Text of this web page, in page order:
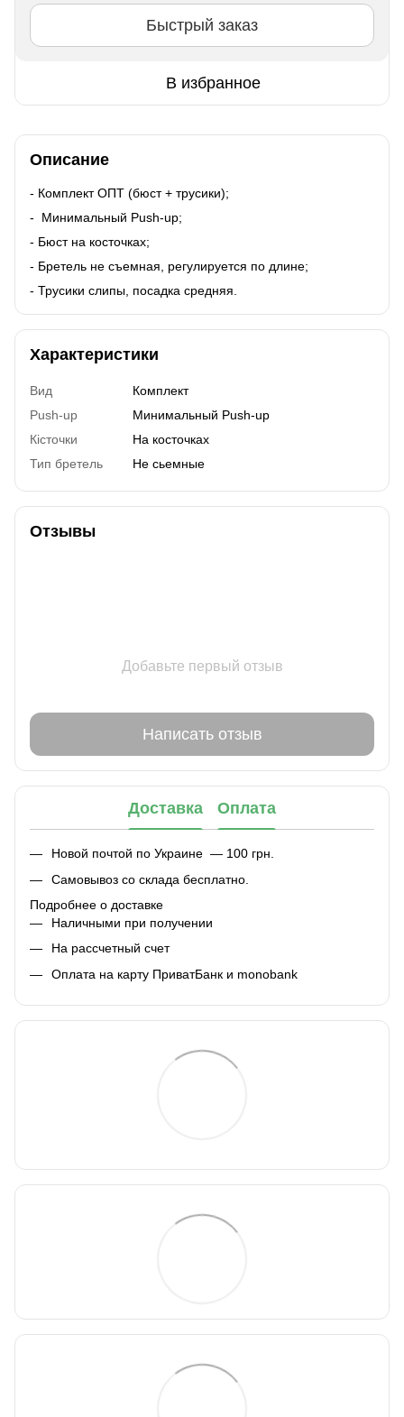
Быстрый заказ
В избранное
Описание
- Комплект ОПТ (бюст + трусики);
- Минимальный Push-up;
- Бюст на косточках;
- Бретель не съемная, регулируется по длине;
- Трусики слипы, посадка средняя.
Характеристики
Вид
Комплект
Push-up
Минимальный Push-up
Кісточки
На косточках
Тип бретель
Не сьемные
Отзывы
Добавьте первый отзыв
Написать отзыв
Доставка Оплата
Новой почтой по Украине — 100 грн.
Самовывоз со склада бесплатно.
Подробнее о доставке
Наличными при получении
На рассчетный счет
Оплата на карту ПриватБанк и monobank